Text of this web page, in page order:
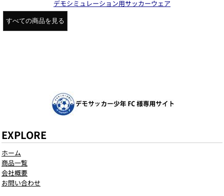
デモシミュレーション用サッカーウェア
すべての商品を見る
EXPLORE
ホーム
商品一覧
会社概要
お問い合わせ